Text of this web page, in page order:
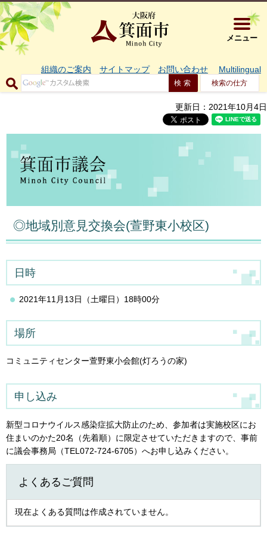
大阪府箕
メニュー
組織のご案内 サイトマップ お問い合わせ Multilingual
検索の仕方
更新日：2021年10月4日
◎地域別意見交換会(萱野東小校区)
日時
2021年11月13日（土曜日）18時00分
場所
コミュニティセンター萱野東小会館(灯ろうの家)
申し込み
新型コロナウイルス感染症拡大防止のため、参加者は実施校区にお
住まいのかた20名（先着順）に限定させていただきますので、事前
に議会事務局（TEL072-724-6705）へお申し込みください。
よくあるご質問
現在よくある質問は作成されていません。